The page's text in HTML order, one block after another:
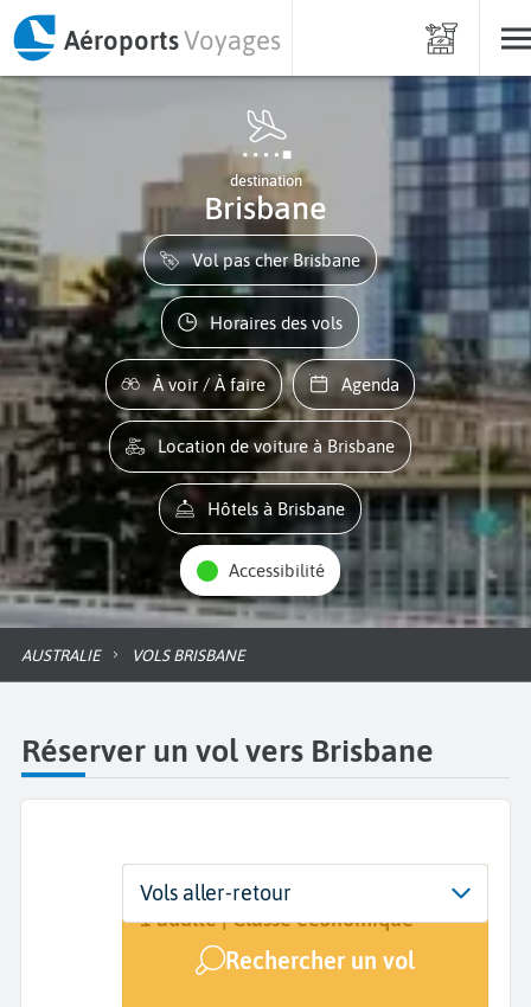
AéroportsVoyages
destination
Brisbane
Vol pas cher Brisbane
Horaires des vols
À voir / À faire Agenda
Location de voiture à Brisbane
Hôtels à Brisbane
Accessibilité
AUSTRALIE VOLS BRISBANE
Réserver un vol vers Brisbane
Départ
De...
Dates
Dates de votre voyage
Voyageurs | Classe
1 adulte | Classe économique
Rechercher un vol
Vols aller-retour